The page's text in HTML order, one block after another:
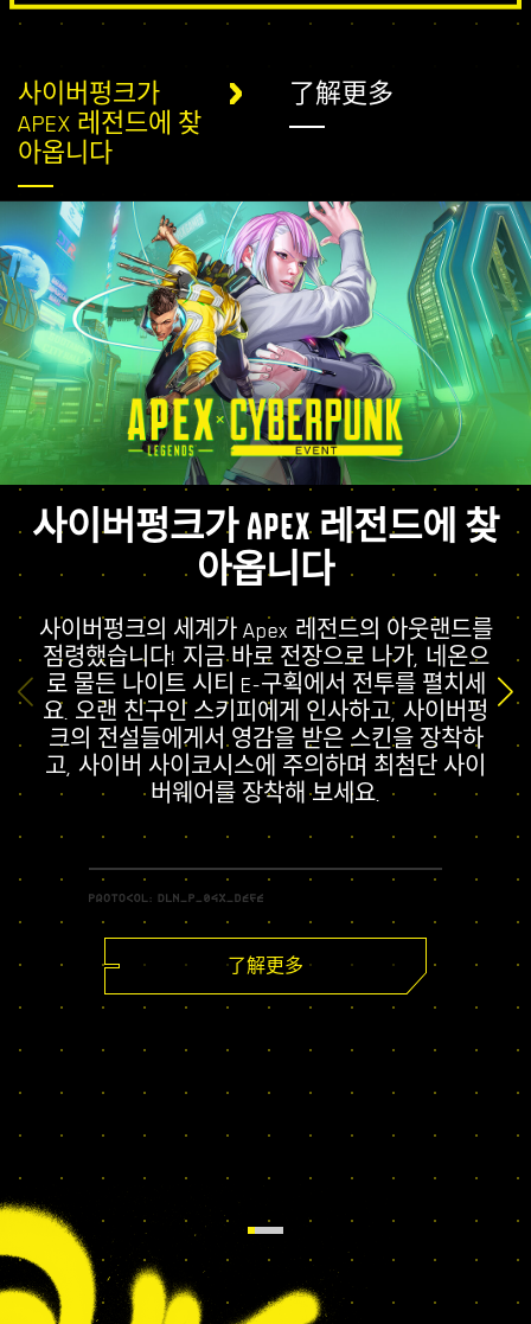
사이버펑크가
APEX 레전드에 찾
아옵니다
了解更多
사이버펑크가 APEX 레전드에 찾
아옵니다
사이버펑크의 세계가 Apex 레전드의 아웃랜드를
점령했습니다! 지금 바로 전장으로 나가, 네온으
로 물든 나이트 시티 E-구획에서 전투를 펼치세
요. 오랜 친구인 스키피에게 인사하고, 사이버펑
크의 전설들에게서 영감을 받은 스킨을 장착하
고, 사이버 사이코시스에 주의하며 최첨단 사이
버웨어를 장착해 보세요.
了解更多